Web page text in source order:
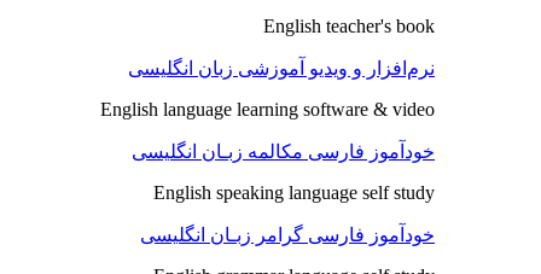
English teacher's book
نرم‌افزار و ویدیو آموزشی زبان انگلیسی
English language learning software & video
خودآموز فارسی مکالمه زبـان انگلیسی
English speaking language self study
خودآموز فارسی گرامر زبـان انگلیسی